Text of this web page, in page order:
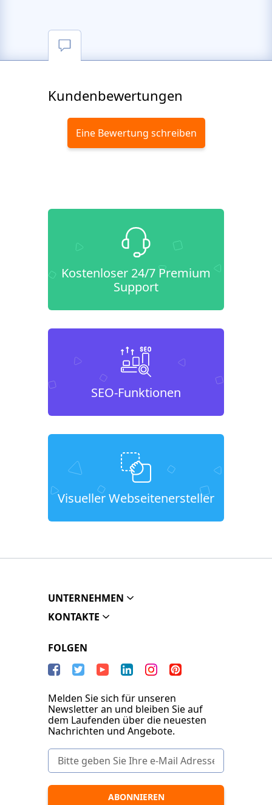
Kundenbewertungen
Eine Bewertung schreiben
Kostenloser 24/7 Premium
Support
SEO-Funktionen
Visueller Webseitenersteller
UNTERNEHMEN
KONTAKTE
FOLGEN
Melden Sie sich für unseren
Newsletter an und bleiben Sie auf
dem Laufenden über die neuesten
Nachrichten und Angebote.